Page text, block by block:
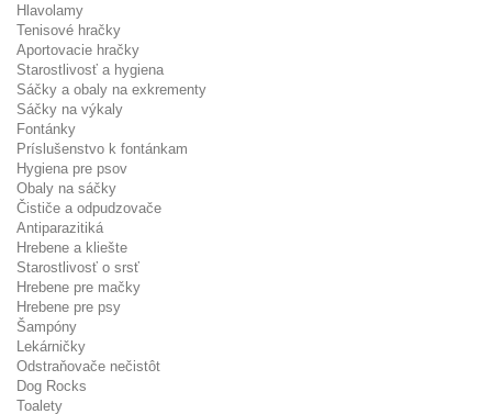
Hlavolamy
Tenisové hračky
Aportovacie hračky
Starostlivosť a hygiena
Sáčky a obaly na exkrementy
Sáčky na výkaly
Fontánky
Príslušenstvo k fontánkam
Hygiena pre psov
Obaly na sáčky
Čističe a odpudzovače
Antiparazitiká
Hrebene a kliešte
Starostlivosť o srsť
Hrebene pre mačky
Hrebene pre psy
Šampóny
Lekárničky
Odstraňovače nečistôt
Dog Rocks
Toalety